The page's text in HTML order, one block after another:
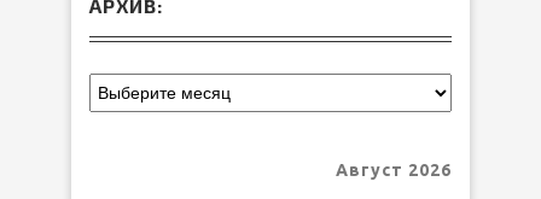
АРХИВ:
Август 2026